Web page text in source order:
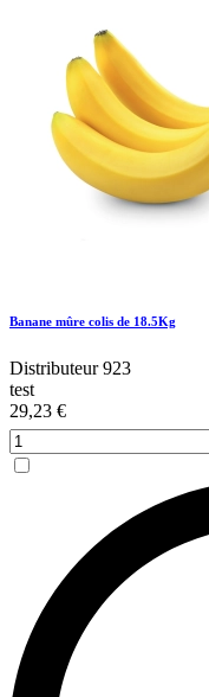
Banane mûre colis de 18.5Kg
Distributeur 923
test
29,23 €